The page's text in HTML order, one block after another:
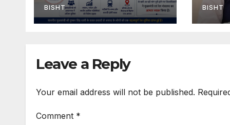
BISHT BISHT
Leave a Reply
Your email address will not be published.
Comment *